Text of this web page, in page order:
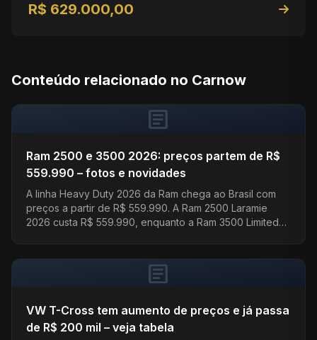
R$ 629.000,00
Conteúdo relacionado no Carnow
article
Ram 2500 e 3500 2026: preços partem de R$
559.990 – fotos e novidades
A linha Heavy Duty 2026 da Ram chega ao Brasil com
preços a partir de R$ 559.990. A Ram 2500 Laramie
2026 custa R$ 559.990, enquanto a Ram 3500 Limited
article
VW T-Cross tem aumento de preços e já passa
de R$ 200 mil – veja tabela